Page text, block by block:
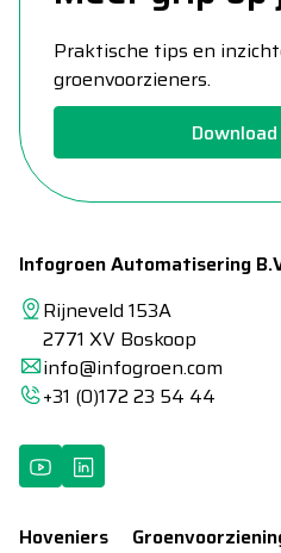
Praktische tips en
groenvoorzieners.
Infogroen Automatisering
Rijneveld 153A
2771 XV Boskoop
info@infogroen.com
+31 (0)172 23 54 44
Hoveniers